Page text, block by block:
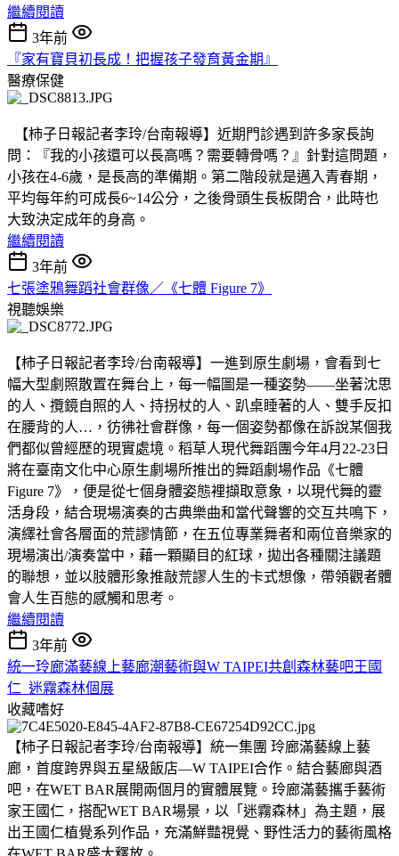
繼續閱讀
3年前
『家有寶貝初長成！把握孩子發育黃金期』
醫療保健
【柿子日報記者李玲/台南報導】近期門診遇到許多家長詢
問：『我的小孩還可以長高嗎？需要轉骨嗎？』針對這問題，
小孩在4-6歲，是長高的準備期。第二階段就是邁入青春期，
平均每年約可成長6~14公分，之後骨頭生長板閉合，此時也
大致決定成年的身高。
繼續閱讀
3年前
七張塗鴉舞蹈社會群像／《七體 Figure 7》
視聽娛樂
【柿子日報記者李玲/台南報導】一進到原生劇場，會看到七
幅大型劇照散置在舞台上，每一幅圖是一種姿勢——坐著沈思
的人、攬鏡自照的人、持拐杖的人、趴桌睡著的人、雙手反扣
在腰背的人…，彷彿社會群像，每一個姿勢都像在訴說某個我
們都似曾經歷的現實處境。稻草人現代舞蹈團今年4月22-23日
將在臺南文化中心原生劇場所推出的舞蹈劇場作品《七體
Figure 7》，便是從七個身體姿態裡擷取意象，以現代舞的靈
活身段，結合現場演奏的古典樂曲和當代聲響的交互共鳴下，
演繹社會各層面的荒謬情節，在五位專業舞者和兩位音樂家的
現場演出/演奏當中，藉一顆顯目的紅球，拋出各種關注議題
的聯想，並以肢體形象推敲荒謬人生的卡式想像，帶領觀者體
會人生百態的感觸和思考。
繼續閱讀
3年前
統一玲廊滿藝線上藝廊潮藝術與W TAIPEI共創森林藝吧王國
仁_迷霧森林個展
收藏嗜好
【柿子日報記者李玲/台南報導】統一集團 玲廊滿藝線上藝
廊，首度跨界與五星級飯店—W TAIPEI合作。結合藝廊與酒
吧，在WET BAR展開兩個月的實體展覽。玲廊滿藝攜手藝術
家王國仁，搭配WET BAR場景，以「迷霧森林」為主題，展
出王國仁植覺系列作品，充滿鮮豔視覺、野性活力的藝術風格